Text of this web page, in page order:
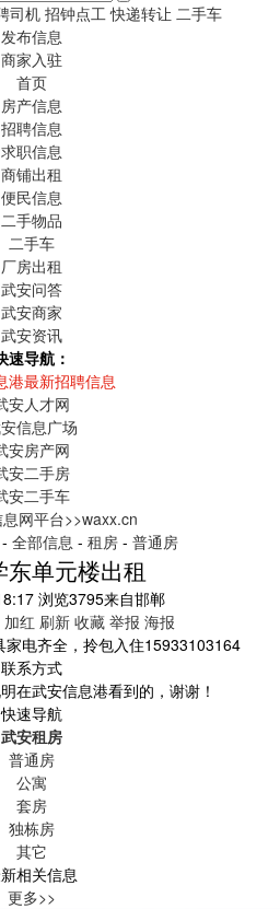
司机 招钟点工 快递转让 二手车
发布信息
商家入驻
首页
房产信息
招聘信息
求职信息
商铺出租
便民信息
二手物品
二手车
厂房出租
武安问答
武安商家
武安资讯
速导航：
港最新招聘信息
安人才网
信息广场
安房产网
安二手房
安二手车
网平台>>waxx.cn
全部信息 - 租房- 普通房
东单元楼出租
浏览3795来自邯郸
加红 刷新 收藏 举报 海报
家电齐全，拎包入住15933103164
联系方式
在武安信息港看到的，谢谢！
快速导航
武安租房
普通房
公寓
套房
独栋房
其它
相关信息
更多>>